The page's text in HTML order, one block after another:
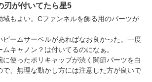
刃が付いてたら星5
域もよい。Cファンネルを飾る用のパーツが
ビームサーベルがあればなお良かった。一度
キャノン？は付いてるのになぁ。
に使ったポリキャップが渋く関節パーツを白
で、無理な動かし方には注意した方が良いで